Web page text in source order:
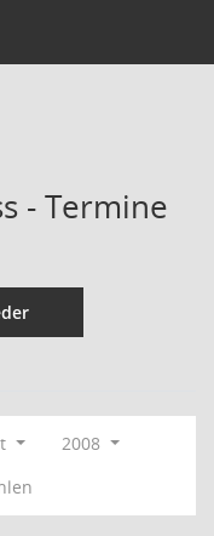
- Termine
2008